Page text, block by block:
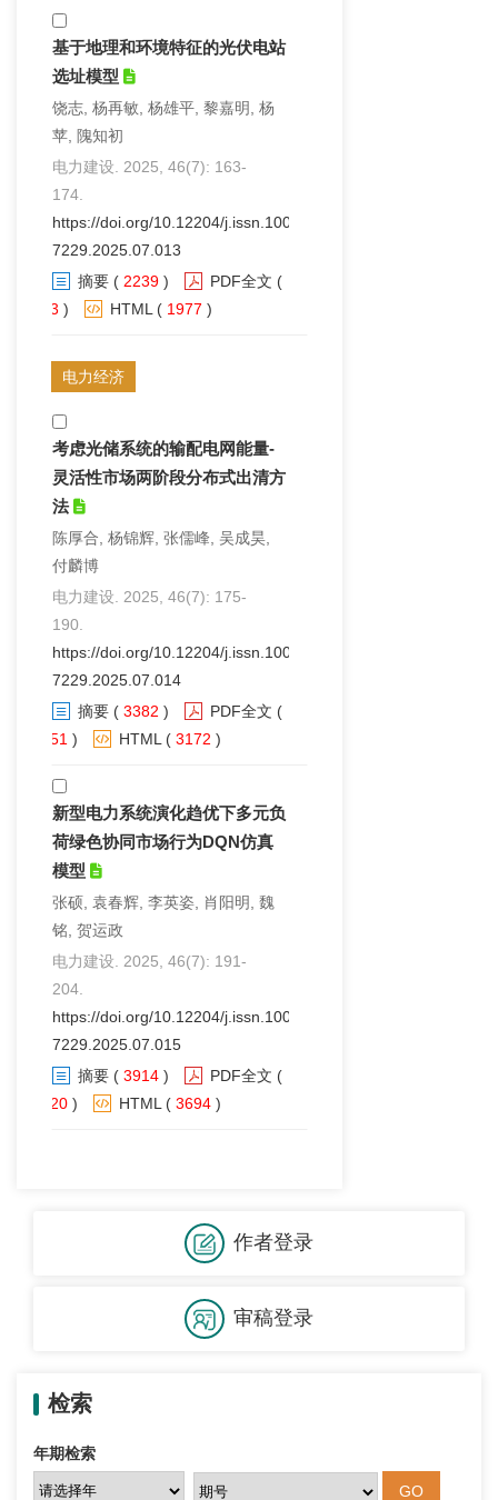
基于地理和环境特征的光伏电站
选址模型
饶志, 杨再敏, 杨雄平, 黎嘉明, 杨
苹, 隗知初
电力建设. 2025, 46(7): 163-
174.
https://doi.org/10.12204/j.issn.1000-
7229.2025.07.013
摘要 ( 2239 ) PDF全文 (
93 ) HTML ( 1977 )
电力经济
考虑光储系统的输配电网能量-
灵活性市场两阶段分布式出清方
法
陈厚合, 杨锦辉, 张儒峰, 吴成昊,
付麟博
电力建设. 2025, 46(7): 175-
190.
https://doi.org/10.12204/j.issn.1000-
7229.2025.07.014
摘要 ( 3382 ) PDF全文 (
651 ) HTML ( 3172 )
新型电力系统演化趋优下多元负
荷绿色协同市场行为DQN仿真
模型
张硕, 袁春辉, 李英姿, 肖阳明, 魏
铭, 贺运政
电力建设. 2025, 46(7): 191-
204.
https://doi.org/10.12204/j.issn.1000-
7229.2025.07.015
摘要 ( 3914 ) PDF全文 (
620 ) HTML ( 3694 )
作者登录
审稿登录
检索
年期检索